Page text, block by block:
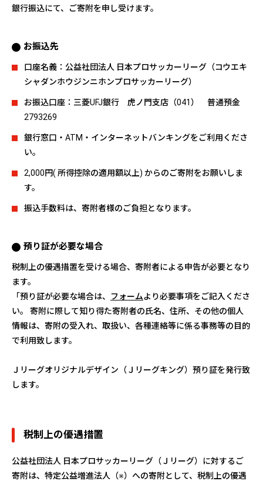
銀行振込にて、ご寄附を申し受けます。
お振込先
口座名義：公益社団法人 日本プロサッカーリーグ（コウエキ
シャダンホウジンニホンプロサッカーリーグ）
お振込口座：三菱UFJ銀行 虎ノ門支店（041） 普通預金
2793269
銀行窓口・ATM・インターネットバンキングをご利用くださ
い。
2,000円( 所得控除の適用額以上) からのご寄附をお願いしま
す。
振込手数料は、寄附者様のご負担となります。
預り証が必要な場合
税制上の優遇措置を受ける場合、寄附者による申告が必要となり
ます。
「預り証が必要な場合は、
フォームより必要事項をご記入くださ
い。 寄附に際して知り得た寄附者の氏名、住所、その他の個人
情報は、寄附の受入れ、取扱い、各種連絡等に係る事務等の目的
で利用致します。
Ｊリーグオリジナルデザイン（Ｊリーグキング）預り証を発行致
します。
税制上の優遇措置
公益社団法人 日本プロサッカーリーグ（Ｊリーグ）に対するご
寄附は、特定公益増進法人（※）への寄附として、税制上の優遇